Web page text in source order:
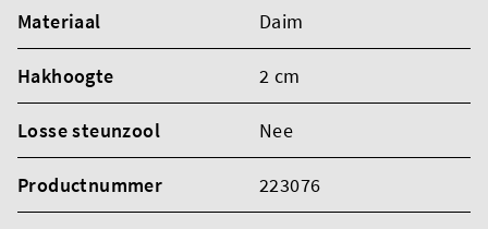
Materiaal Daim
Hakhoogte 2 cm
Losse steunzool Nee
Productnummer 223076